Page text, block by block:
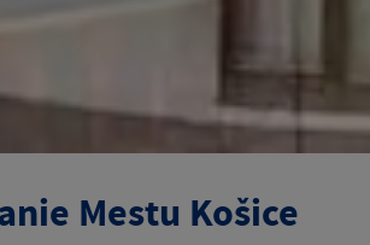
Mestu Košice